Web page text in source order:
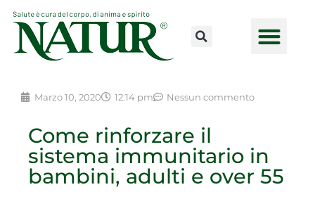
contenuto
Marzo 10, 2020 12:14 pm Nessun commento
Come rinforzare il
sistema immunitario in
bambini, adulti e over 55